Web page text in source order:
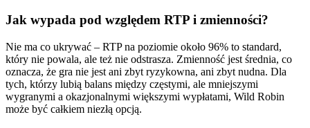
Jak wypada pod względem RTP i zmienności?
Nie ma co ukrywać – RTP na poziomie około 96% to standard,
który nie powala, ale też nie odstrasza. Zmienność jest średnia, co
oznacza, że gra nie jest ani zbyt ryzykowna, ani zbyt nudna. Dla
tych, którzy lubią balans między częstymi, ale mniejszymi
wygranymi a okazjonalnymi większymi wypłatami, Wild Robin
może być całkiem niezłą opcją.